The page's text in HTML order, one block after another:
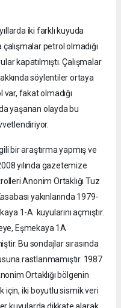
iki farklı kuyuda
çalışmalar petrol olmadığı
kapatılmıştı. Çalışmalar
söylentiler ortaya
fakat olmadığı
yaşanan olayda bu
bir araştırma yapmış ve
yılında gazetemize
Anonim Ortaklığı Tuz
yakınlarında 1979-
1-A kuyularını açmıştır.
Eşmekaya 1A
Bu sondajlar sırasında
rastlanmamıştır. 1987
Ortaklığı bölgenin
için, iki boyutlu sismik veri